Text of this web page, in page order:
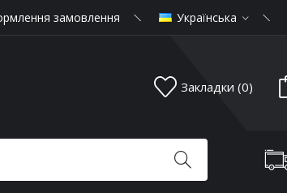
замовлення Українська
Закладки (0)